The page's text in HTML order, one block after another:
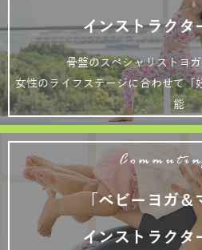
インストラクタ
骨盤のスペシャリストヨ
女性のライフステージに合わせて「
能
「ベビーヨガ
インストラクタ